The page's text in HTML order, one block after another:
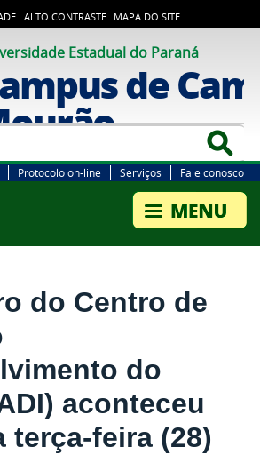
ALTO CONTRASTE MAPA DO SITE
Estadual do Paraná
de
Protocolo on-line Serviços Fale conosco
do Centro de
do
aconteceu
terça-feira (28)